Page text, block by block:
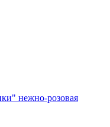
нежно-розовая